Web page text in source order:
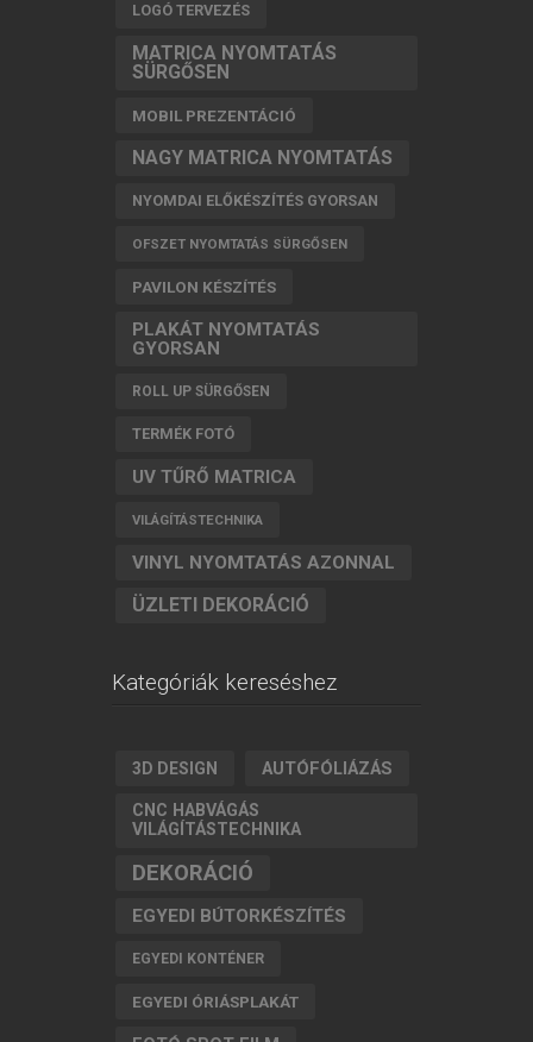
LOGÓ TERVEZÉS
MATRICA NYOMTATÁS
SÜRGŐSEN
MOBIL PREZENTÁCIÓ
NAGY MATRICA NYOMTATÁS
NYOMDAI ELŐKÉSZÍTÉS GYORSAN
OFSZET NYOMTATÁS SÜRGŐSEN
PAVILON KÉSZÍTÉS
PLAKÁT NYOMTATÁS
GYORSAN
ROLL UP SÜRGŐSEN
TERMÉK FOTÓ
UV TŰRŐ MATRICA
VILÁGÍTÁSTECHNIKA
VINYL NYOMTATÁS AZONNAL
ÜZLETI DEKORÁCIÓ
Kategóriák kereséshez
3D DESIGN AUTÓFÓLIÁZÁS
CNC HABVÁGÁS
VILÁGÍTÁSTECHNIKA
DEKORÁCIÓ
EGYEDI BÚTORKÉSZÍTÉS
EGYEDI KONTÉNER
EGYEDI ÓRIÁSPLAKÁT